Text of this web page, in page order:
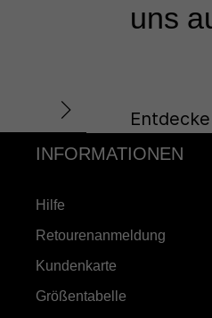
uns
INFORMATIONEN
Hilfe
Retourenanmeldung
Kundenkarte
Größentabelle